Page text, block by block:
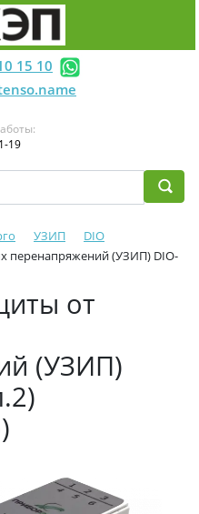
15 10
19
УЗИП
DIO
перенапряжений (УЗИП) DIO-
от
(УЗИП)